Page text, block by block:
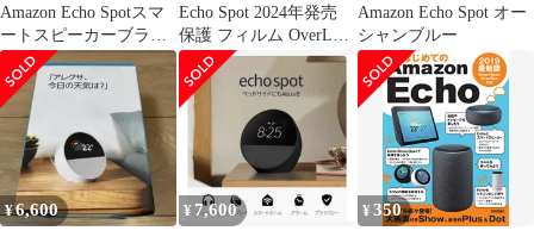
Amazon Echo Spotスマ
ートスピーカーブラッ
ク （2024発売）
Echo Spot 2024年発売
保護 フィルム OverLay
9H Plus for エコー スポ
ット 9H 高硬度 アンチ
グレア 反射防止
Amazon Echo Spot オー
シャンブルー
¥6,600 ¥ 7,600 ¥350